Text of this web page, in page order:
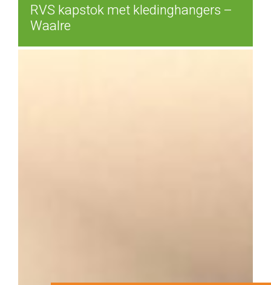
RVS kapstok met kledinghangers –
Waalre